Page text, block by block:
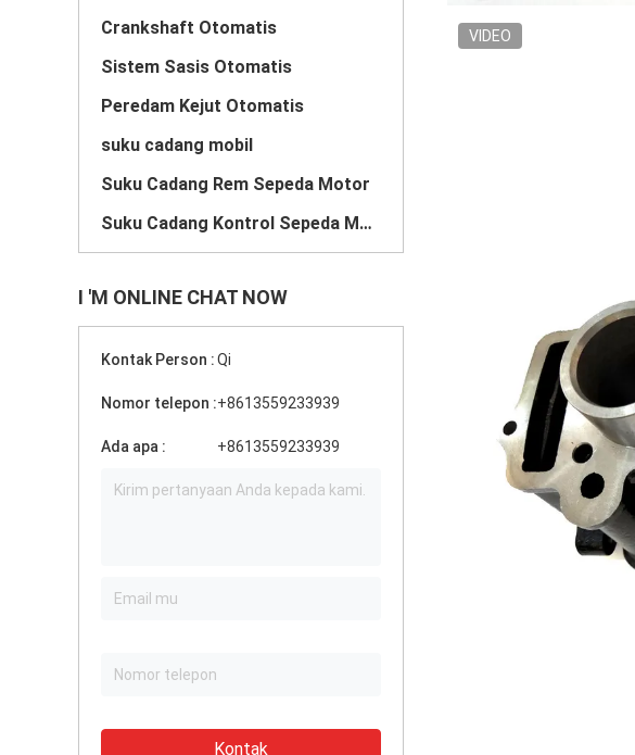
Crankshaft Otomatis
Sistem Sasis Otomatis
Peredam Kejut Otomatis
suku cadang mobil
Suku Cadang Rem Sepeda Motor
Suku Cadang Kontrol Sepeda Motor
I 'M ONLINE CHAT NOW
Kontak Person :Qi
Nomor telepon :+8613559233939
Ada apa : +8613559233939
Kontak
VIDEO